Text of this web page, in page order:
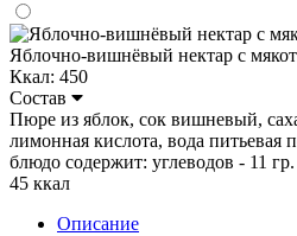
Яблочно-вишнёвый нектар с
Ккал: 450
Состав
Пюре из яблок, сок вишневый,
лимонная кислота, вода питьевая
блюдо содержит: углеводов - 11
45 ккал
Описание